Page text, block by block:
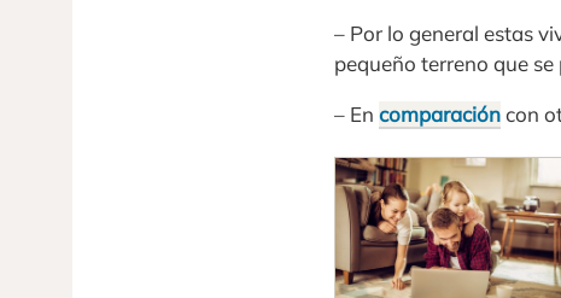
– Por lo general estas
pequeño terreno que
– En comparacióncon